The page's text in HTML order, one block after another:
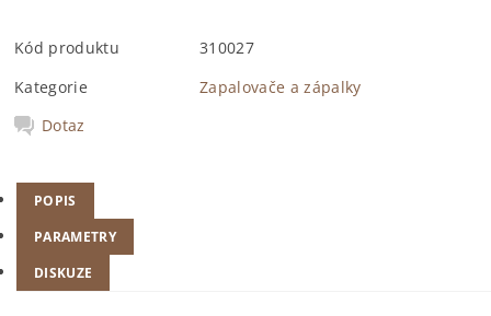
Kód produktu
310027
Kategorie
Zapalovače a zápalky
Dotaz
POPIS
PARAMETRY
DISKUZE